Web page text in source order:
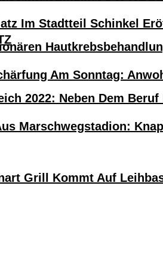
2022: Neben Dem
Im Stadtteil Schinkel
Am Sonntag:
Marschwegstadion:
Grill Kommt Auf